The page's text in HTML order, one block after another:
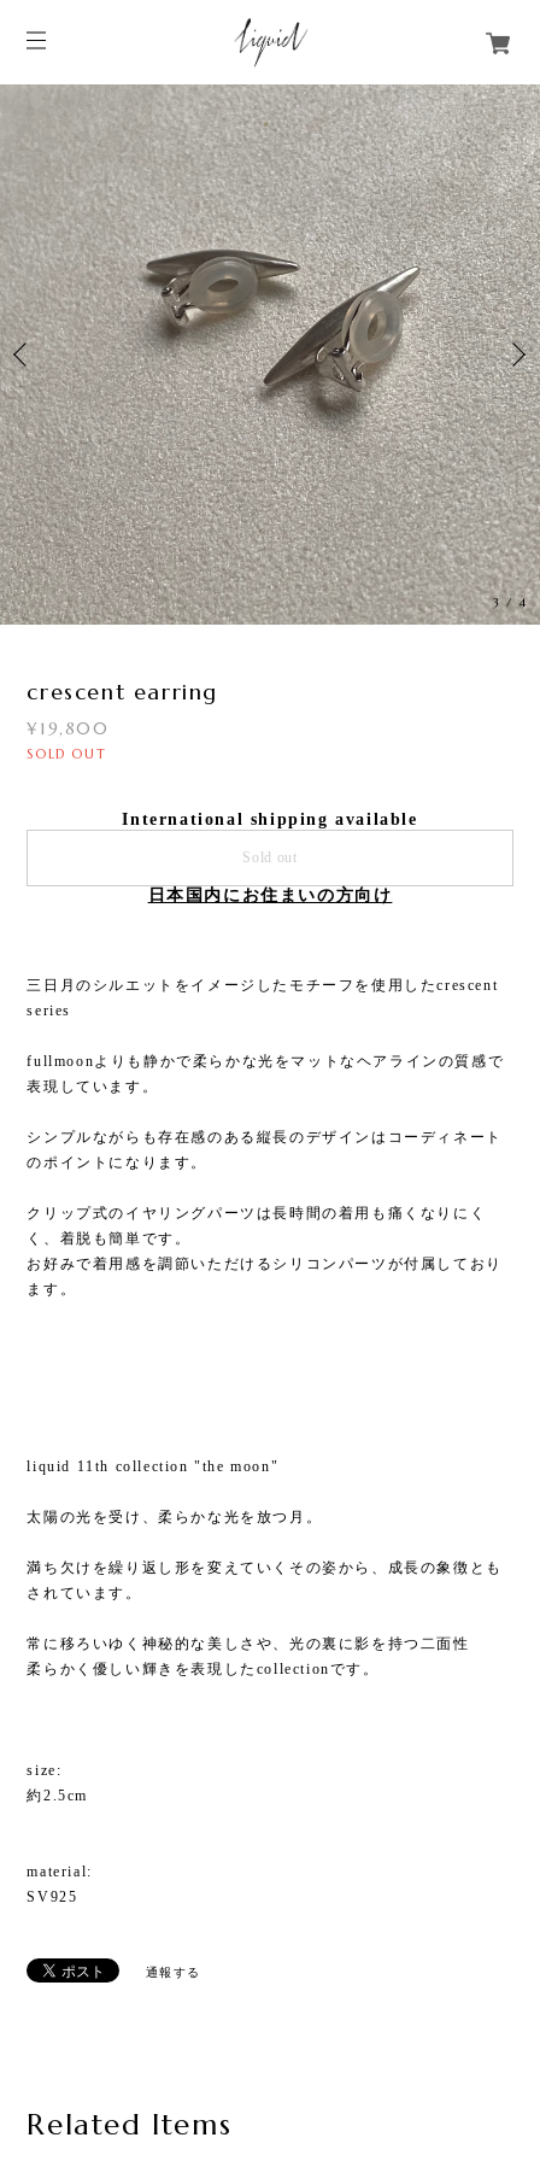
3 /4
crescent earring
¥19,800
SOLD OUT
International shipping available
Sold out
日本国内にお住まいの方向け
三日月のシルエットをイメージしたモチーフを使用したcrescent
series
fullmoonよりも静かで柔らかな光をマットなヘアラインの質感で
表現しています。
シンプルながらも存在感のある縦長のデザインはコーディネート
のポイントになります。
クリップ式のイヤリングパーツは長時間の着用も痛くなりにく
く、着脱も簡単です。
お好みで着用感を調節いただけるシリコンパーツが付属しており
ます。
liquid 11th collection "the moon"
太陽の光を受け、柔らかな光を放つ月。
満ち欠けを繰り返し形を変えていくその姿から、成長の象徴とも
されています。
常に移ろいゆく神秘的な美しさや、光の裏に影を持つ二面性
柔らかく優しい輝きを表現したcollectionです。
size:
約2.5cm
material:
SV925
通報する
Related Items